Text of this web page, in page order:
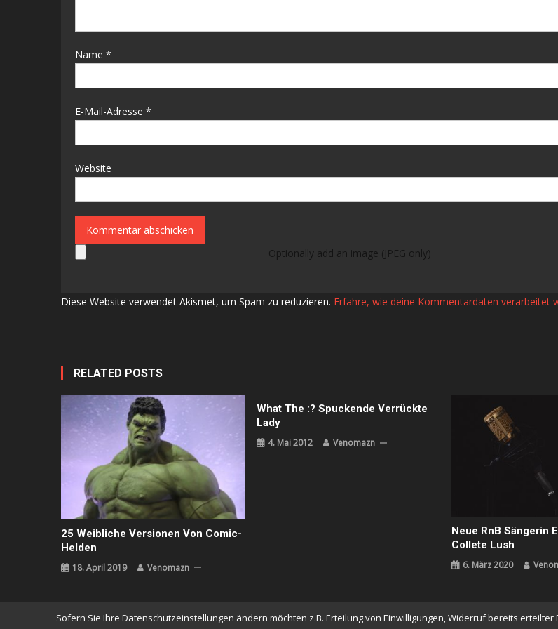
Name *
E-Mail-Adresse *
Website
Optionally add an image (JPEG only)
Diese Website verwendet Akismet, um Spam zu reduzieren. Erfahre, wie deine Kommentardaten verarbeitet
RELATED POSTS
25 Weibliche Versionen Von Comic-
Helden
18. April 2019 Venomazn
What The :? Spuckende Verrückte
Lady
4. Mai 2012 Venomazn
Neue RnB Sängerin
Collete Lush
6. März 2020
News Vibrant|Theme: News Vibrant byCodeVibrant.
Sofern Sie Ihre Datenschutzeinstellungen ändern möchten z.B. Erteilung von Einwilligungen, Widerruf bereits